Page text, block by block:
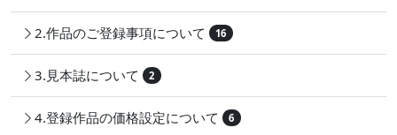
2.作品のご登録事項について 16
3.見本誌について 2
4.登録作品の価格設定について 6